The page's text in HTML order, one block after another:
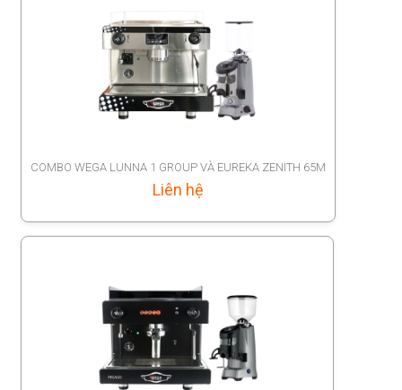
COMBO WEGA LUNNA 1 GROUP VÀ EUREKA ZENITH 65M
Liên hệ